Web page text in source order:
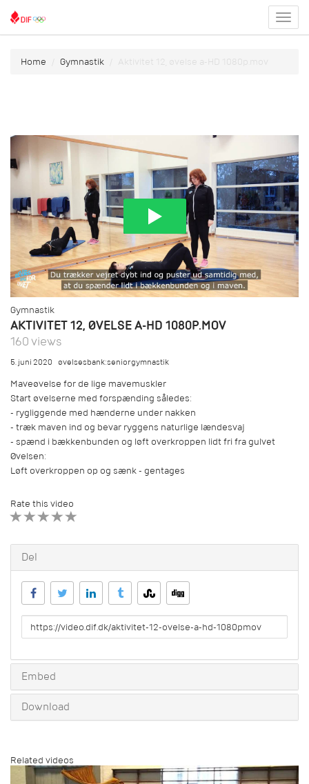
menu
Home Gymnastik Aktivitet 12, øvelse a-HD 1080p.mov
Gymnastik
AKTIVITET 12, ØVELSE A-HD 1080P.MOV
160 views
5. juni 2020 øvelsesbank:seniorgymnastik
Maveøvelse for de lige mavemuskler
Start øvelserne med forspænding således:
- rygliggende med hænderne under nakken
- træk maven ind og bevar ryggens naturlige lændesvaj
- spænd i bækkenbunden og løft overkroppen lidt fri fra gulvet
Øvelsen:
Løft overkroppen op og sænk - gentages
Rate this video
Del
URL
to
Embed
Download
Related videos